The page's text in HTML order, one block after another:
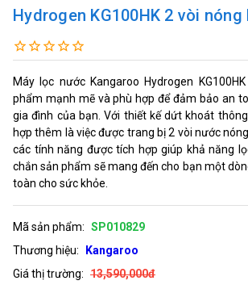
Hydrogen KG100HK 2 vòi nóng
Máy lọc nước Kangaroo Hydrogen
phẩm mạnh mẽ và phù hợp để đảm bảo an
gia đình của bạn. Với thiết kế dứt khoát
hợp thêm là việc được trang bị 2 vòi nước
các tính năng được tích hợp giúp khả năng
chắn sản phẩm sẽ mang đến cho bạn một
toàn cho sức khỏe.
Mã sản phẩm: SP010829
Thương hiệu:
Kangaroo
Giá thị trường: 13,590,000đ